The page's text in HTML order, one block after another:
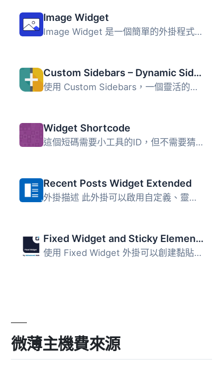
Image Widget
Image Widget 是一個簡單的外掛程式，利用 WordPress 原生媒...
Custom Sidebars – Dynamic Sidebar Classic Widget Area Manager
使用 Custom Sidebars，一個靈活的小工具管理器，在您的網站...
Widget Shortcode
這個短碼需要小工具的ID，但不需要猜測，外掛會為你生成代碼...
Recent Posts Widget Extended
外掛描述 此外掛可以啟用自定義、靈活且進階的最新文章功能，...
Fixed Widget and Sticky Elements for WordPress
使用 Fixed Widget 外掛可以創建黏貼式的小部件、區塊和其他...
微薄主機費來源